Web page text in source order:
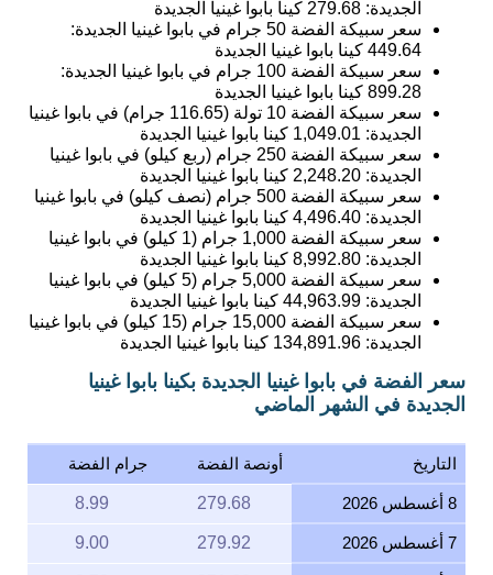
الجديدة: 279.68 كينا بابوا غينيا الجديدة
سعر سبيكة الفضة 50 جرام في بابوا غينيا الجديدة:
449.64 كينا بابوا غينيا الجديدة
سعر سبيكة الفضة 100 جرام في بابوا غينيا الجديدة:
899.28 كينا بابوا غينيا الجديدة
سعر سبيكة الفضة 10 تولة (116.65 جرام) في بابوا غينيا
الجديدة: 1,049.01 كينا بابوا غينيا الجديدة
سعر سبيكة الفضة 250 جرام (ربع كيلو) في بابوا غينيا
الجديدة: 2,248.20 كينا بابوا غينيا الجديدة
سعر سبيكة الفضة 500 جرام (نصف كيلو) في بابوا غينيا
الجديدة: 4,496.40 كينا بابوا غينيا الجديدة
سعر سبيكة الفضة 1,000 جرام (1 كيلو) في بابوا غينيا
الجديدة: 8,992.80 كينا بابوا غينيا الجديدة
سعر سبيكة الفضة 5,000 جرام (5 كيلو) في بابوا غينيا
الجديدة: 44,963.99 كينا بابوا غينيا الجديدة
سعر سبيكة الفضة 15,000 جرام (15 كيلو) في بابوا غينيا
الجديدة: 134,891.96 كينا بابوا غينيا الجديدة
سعر الفضة في بابوا غينيا الجديدة بكينا بابوا غينيا
الجديدة في الشهر الماضي
التاريخ أونصة الفضة جرام الفضة
8 أغسطس 2026 279.68
8.99
7 أغسطس 2026 279.92
9.00